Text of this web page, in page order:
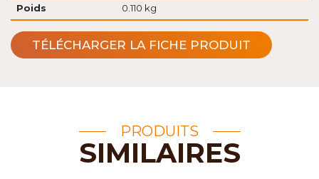
Poids 0.110 kg
TÉLÉCHARGER LA FICHE PRODUIT
PRODUITS
SIMILAIRES